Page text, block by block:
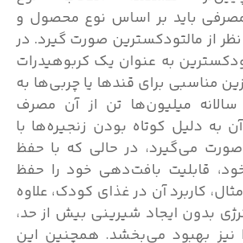
باید بر اساس نوع محصول و
از مالتودکسترین صورت گیرد. در
به عنوان یک کربوهیدرات
مناسبی برای قندها یا چربی‌ها به
میلیون‌ها تن از آن مصرف
دلیل کوتاه بودن زنجیره‌ها با
می‌گیرد، در حالی که با حفظ
قابلیت بافت‌دهی خود را حفظ
کاربرد آن در غذای کودک، علاوه
بدون ایجاد شیرینی بیش از حد،
نیز بهبود می‌بخشد. همچنین این